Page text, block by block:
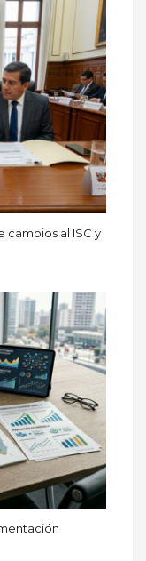
al ISC y